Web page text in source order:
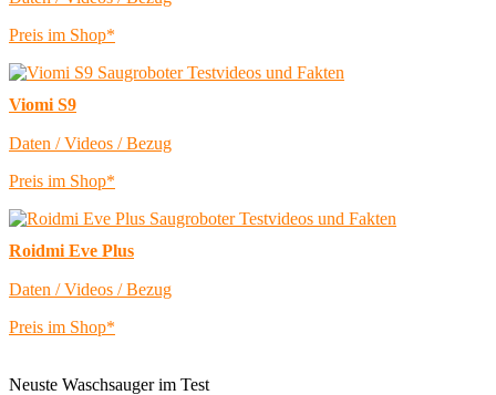
Preis im Shop*
Viomi S9
Daten / Videos / Bezug
Preis im Shop*
Roidmi Eve Plus
Daten / Videos / Bezug
Preis im Shop*
Neuste Waschsauger im Test